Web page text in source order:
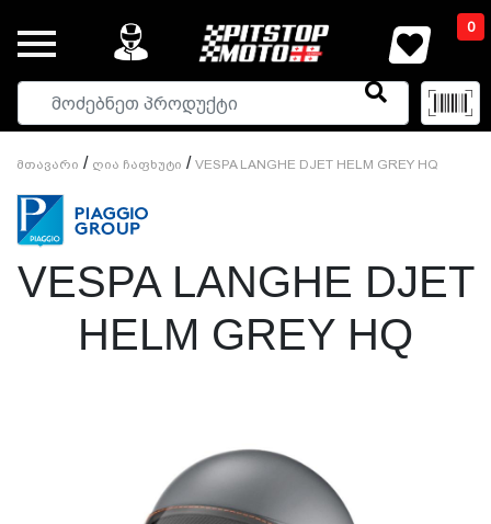
0
Მთავარი / Ღია Ჩაფხუტი / VESPA LANGHE DJET HELM GREY HQ
VESPA LANGHE DJET
HELM GREY HQ